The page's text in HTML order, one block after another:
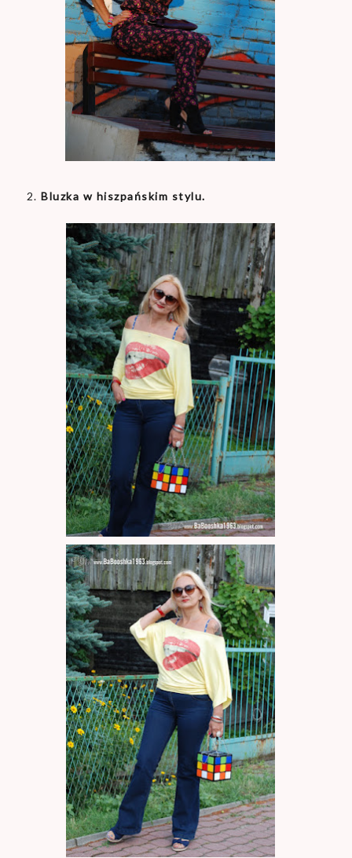
2.Bluzka w hiszpańskim stylu.